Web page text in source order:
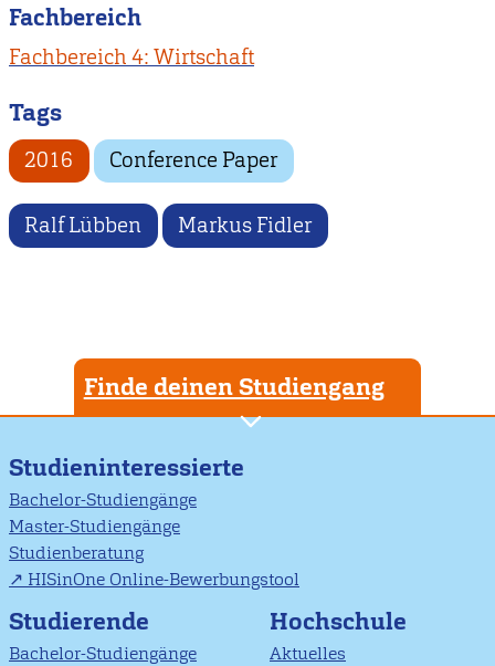
Fachbereich
Fachbereich 4: Wirtschaft
Tags
2016 Conference Paper
Ralf Lübben Markus Fidler
Finde deinen Studiengang
Studieninteressierte
Bachelor-Studiengänge
Master-Studiengänge
Studienberatung
HISinOne Online-Bewerbungstool
Studierende
Bachelor-Studiengänge
Hochschule
Aktuelles